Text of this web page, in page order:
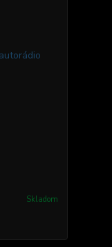
Skladom